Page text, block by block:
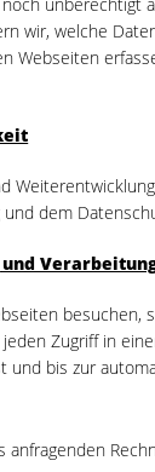
wir, welche
Webseiten
dem
besuchen,
Zugriff in
und bis zur
anfragenden